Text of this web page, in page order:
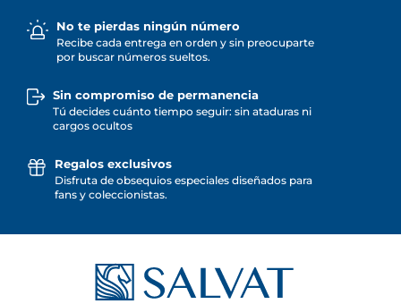
No te pierdas ningún número
Recibe cada entrega en orden y sin preocuparte
por buscar números sueltos.
Sin compromiso de permanencia
Tú decides cuánto tiempo seguir: sin ataduras ni
cargos ocultos
Regalos exclusivos
Disfruta de obsequios especiales diseñados para
fans y coleccionistas.